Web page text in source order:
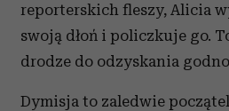
reporterskich fleszy, Alicia
swoją dłoń i policzkuje go.
drodze do odzyskania
Dymisja to zaledwie